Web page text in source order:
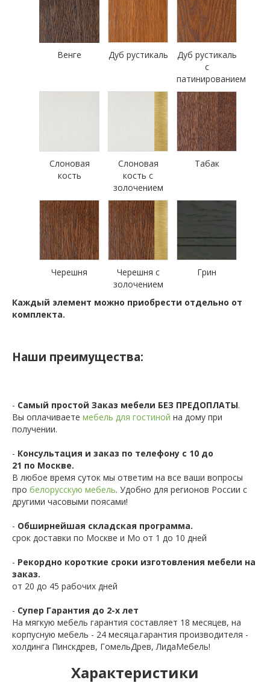
Венге Дуб рустикаль
Дуб рустикаль
с
патинированием
Слоновая
кость
Слоновая
кость с
золочением
Табак
Черешня
Черешня с
золочением
Грин
Каждый элемент можно приобрести отдельно от
комплекта.
Наши преимущества:
- Самый простой Заказ мебели БЕЗ ПРЕДОПЛАТЫ.
Вы оплачиваете мебель для гостиной на дому при
получении.
- Консультация и заказ по телефону с 10 до
21 по Москве.
В любое время суток мы ответим на все ваши вопросы
про белорусскую мебель. Удобно для регионов России с
другими часовыми поясами!
- Обширнейшая складская программа.
срок доставки по Москве и Мо от 1 до 10 дней
- Рекордно короткие сроки изготовления мебели на
заказ.
от 20 до 45 рабочих дней
- Супер Гарантия до 2-х лет
На мягкую мебель гарантия составляет 18 месяцев, на
корпусную мебель - 24 месяца.гарантия производителя -
холдинга Пинскдрев, ГомельДрев, ЛидаМебель!
Характеристики